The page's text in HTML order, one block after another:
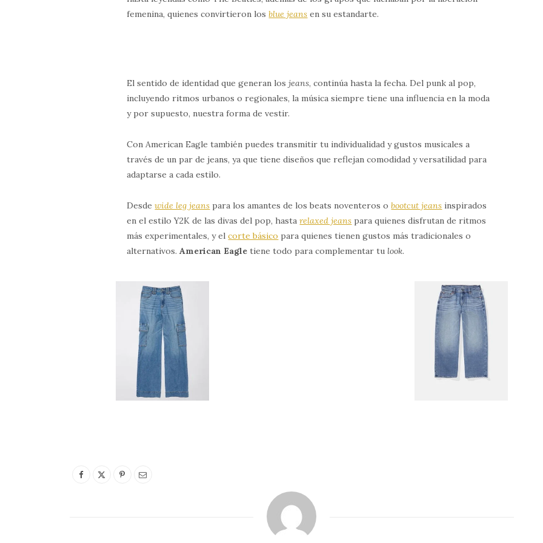
femenina, quienes convirtieron losblue jeans en su estandarte.
El sentido de identidad que generan losjeans, continúa hasta la fecha. Del punk al pop,
incluyendo ritmos urbanos o regionales, la música siempre tiene una influencia en la moda
y por supuesto, nuestra forma de vestir.
Con American Eagle también puedes transmitir tu individualidad y gustos musicales a
través de un par de jeans, ya que tiene diseños que reflejan comodidad y versatilidad para
adaptarse a cada estilo.
Desdewide leg jeans para los amantes de los beats noventeros obootcut jeans inspirados
en el estilo Y2K de las divas del pop, hastarelaxed jeans para quienes disfrutan de ritmos
más experimentales, y elcorte básico para quienes tienen gustos más tradicionales o
alternativos.American Eagle tiene todo para complementar tu look.